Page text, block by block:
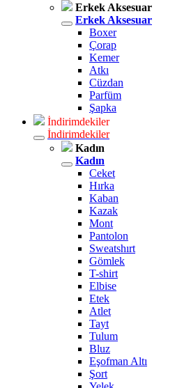
Erkek Aksesuar
Erkek Aksesuar
Boxer
Çorap
Kemer
Atkı
Cüzdan
Parfüm
Şapka
İndirimdekiler
İndirimdekiler
Kadın
Kadın
Ceket
Hırka
Kaban
Kazak
Mont
Pantolon
Sweatshırt
Gömlek
T-shirt
Elbise
Etek
Atlet
Tayt
Tulum
Bluz
Eşofman Altı
Şort